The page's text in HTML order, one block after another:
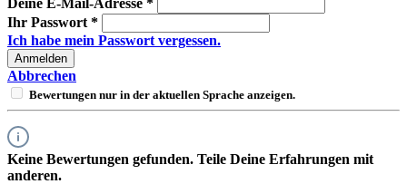
Ihr Passwort *
Ich habe mein Passwort vergessen.
Anmelden
Abbrechen
Bewertungen nur in der aktuellen Sprache anzeigen.
Keine Bewertungen gefunden. Teile Deine Erfahrungen mit
anderen.